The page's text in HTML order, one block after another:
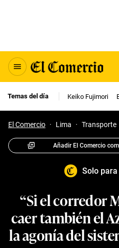
Temas del día Keiko Fujimori
El Comercio · Lima · Transporte
Añadir El Comercio
Solo
“Si el corredor
caer también el
la agonía del